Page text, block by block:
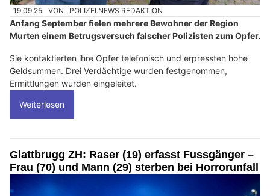
19.09.25 VON POLIZEI.NEWS REDAKTION
Anfang September fielen mehrere Bewohner der Region
Murten einem Betrugsversuch falscher Polizisten zum Opfer.
Sie kontaktierten ihre Opfer telefonisch und erpressten hohe
Geldsummen. Drei Verdächtige wurden festgenommen,
Ermittlungen wurden eingeleitet.
Weiterlesen
Glattbrugg ZH: Raser (19) erfasst Fussgänger –
Frau (70) und Mann (29) sterben bei Horrorunfall